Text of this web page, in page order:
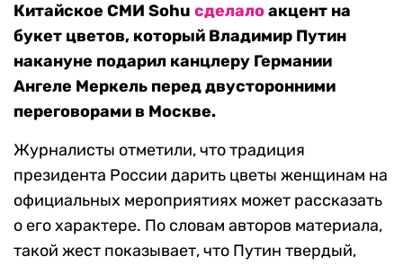
Китайское СМИ Sohu сделалоакцент на
букет цветов, который Владимир Путин
накануне подарил канцлеру Германии
Ангеле Меркель перед двусторонними
переговорами в Москве.
Журналисты отметили, что традиция
президента России дарить цветы женщинам на
официальных мероприятиях может рассказать
о его характере. По словам авторов материала,
такой жест показывает, что Путин твердый,